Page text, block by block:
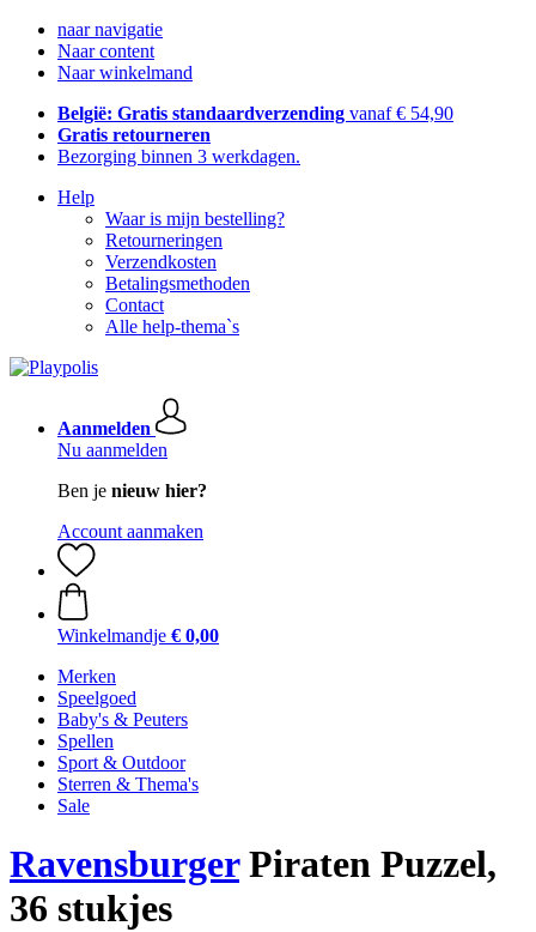
naar navigatie
Naar content
Naar winkelmand
België: Gratis standaardverzending vanaf € 54,90
Gratis retourneren
Bezorging binnen 3 werkdagen.
Help
Waar is mijn bestelling?
Retourneringen
Verzendkosten
Betalingsmethoden
Contact
Alle help-thema`s
Aanmelden
Nu aanmelden
Ben je nieuw hier?
Account aanmaken
Winkelmandje € 0,00
Merken
Speelgoed
Baby's & Peuters
Spellen
Sport & Outdoor
Sterren & Thema's
Sale
RavensburgerPiraten Puzzel,
36 stukjes